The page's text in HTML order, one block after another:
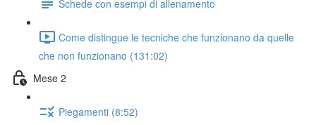
Schede con esempi di allenamento
Come distingue le tecniche che funzionano da quelle
che non funzionano (131:02)
Mese 2
Piegamenti (8:52)